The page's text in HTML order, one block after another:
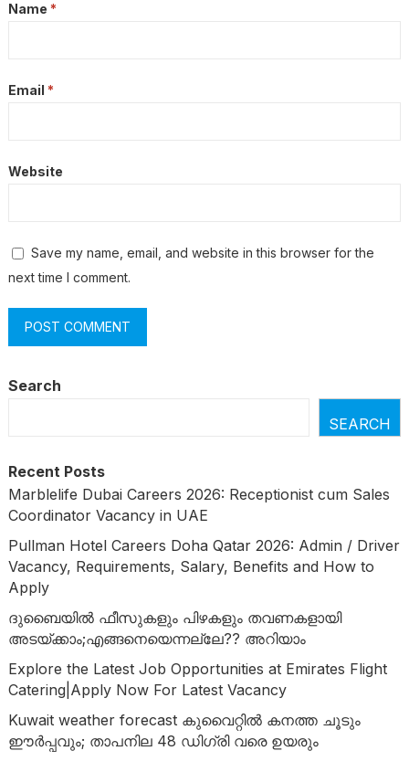
Name *
Email *
Website
Save my name, email, and website in this browser for the
next time I comment.
Search
SEARCH
Recent Posts
Marblelife Dubai Careers 2026: Receptionist cum Sales
Coordinator Vacancy in UAE
Pullman Hotel Careers Doha Qatar 2026: Admin / Driver
Vacancy, Requirements, Salary, Benefits and How to
Apply
ദുബൈയില്‍ ഫീസുകളും പിഴകളും തവണകളായി
അടയ്ക്കാം;എങ്ങനെയെന്നല്ലേ?? അറിയാം
Explore the Latest Job Opportunities at Emirates Flight
Catering|Apply Now For Latest Vacancy
Kuwait weather forecast കുവൈറ്റിൽ കനത്ത ചൂടും
ഈർപ്പവും; താപനില 48 ഡിഗ്രി വരെ ഉയരും